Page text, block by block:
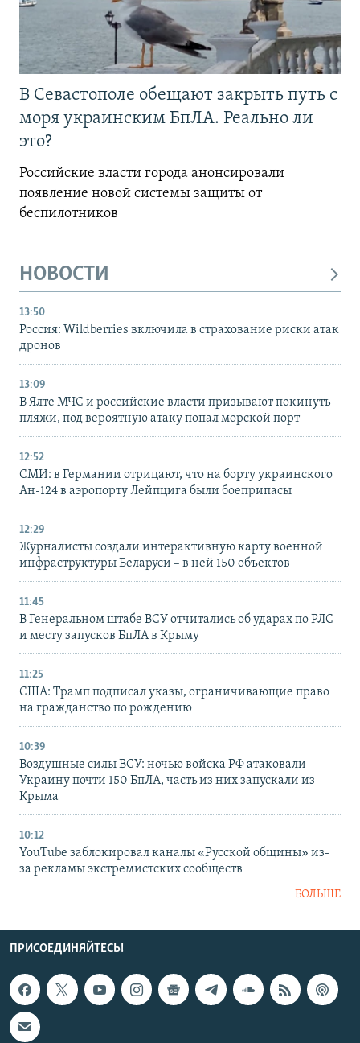
В Севастополе обещают закрыть путь с
моря украинским БпЛА. Реально ли
это?
Российские власти города анонсировали
появление новой системы защиты от
беспилотников
НОВОСТИ
13:50
Россия: Wildberries включила в страхование риски атак
дронов
13:09
В Ялте МЧС и российские власти призывают покинуть
пляжи, под вероятную атаку попал морской порт
12:52
СМИ: в Германии отрицают, что на борту украинского
Ан-124 в аэропорту Лейпцига были боеприпасы
12:29
Журналисты создали интерактивную карту военной
инфраструктуры Беларуси – в ней 150 объектов
11:45
В Генеральном штабе ВСУ отчитались об ударах по РЛС
и месту запусков БпЛА в Крыму
11:25
США: Трамп подписал указы, ограничивающие право
на гражданство по рождению
10:39
Воздушные силы ВСУ: ночью войска РФ атаковали
Украину почти 150 БпЛА, часть из них запускали из
Крыма
10:12
YouTube заблокировал каналы «Русской общины» из-
за рекламы экстремистских сообществ
БОЛЬШЕ
ПРИСОЕДИНЯЙТЕСЬ!